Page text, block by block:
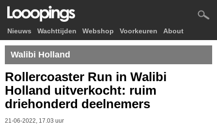
Nieuws Wachttijden Webshop Voorkeuren About
Walibi Holland
Rollercoaster Run in Walibi
Holland uitverkocht: ruim
driehonderd deelnemers
21-06-2022, 17.03 uur